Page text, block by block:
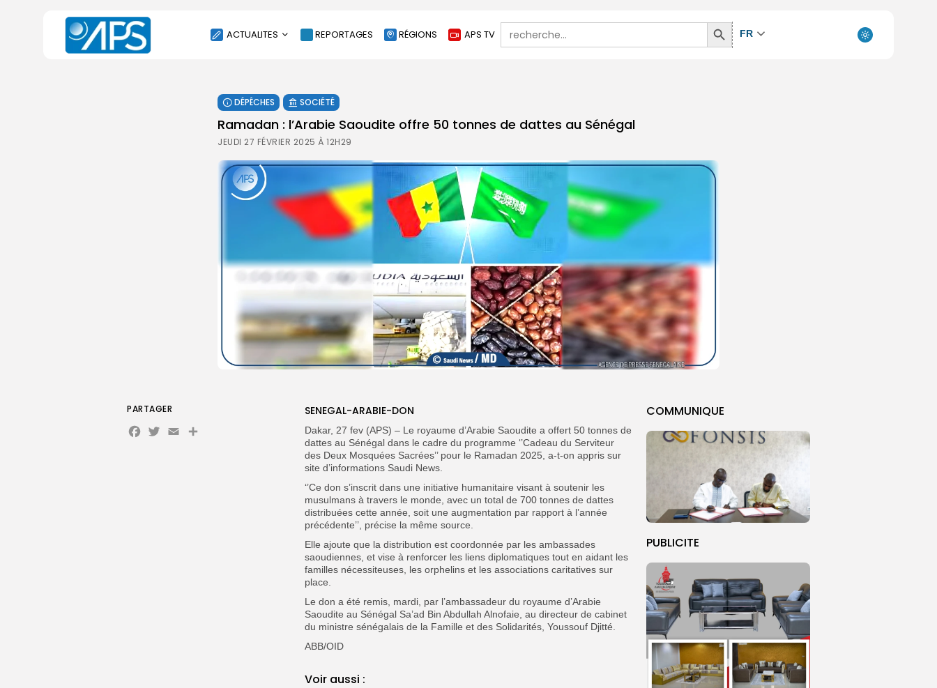
ACTUALITES
SOCIÉTÉ
ÉCONOMIE
CULTURE
SPORT
ENVIRONNEMENT
INTERNATIONAL
REPORTAGES RÉGIONS APS TV
Search
for:
Search
Button
FR
DÉPÊCHES SOCIÉTÉ
Ramadan : l’Arabie Saoudite offre 50 tonnes de dattes au Sénégal
JEUDI 27 FÉVRIER 2025 À 12H29
COMMUNIQUE
PUBLICITE
SENEGAL-ARABIE-DON
Dakar, 27 fev (APS) – Le royaume d’Arabie Saoudite a offert 50 tonnes de
dattes au Sénégal dans le cadre du programme ‘’Cadeau du Serviteur
des Deux Mosquées Sacrées’’ pour le Ramadan 2025, a-t-on appris sur
site d’informations Saudi News.
‘’Ce don s’inscrit dans une initiative humanitaire visant à soutenir les
musulmans à travers le monde, avec un total de 700 tonnes de dattes
distribuées cette année, soit une augmentation par rapport à l’année
précédente’’, précise la même source.
Elle ajoute que la distribution est coordonnée par les ambassades
saoudiennes, et vise à renforcer les liens diplomatiques tout en aidant les
familles nécessiteuses, les orphelins et les associations caritatives sur
place.
Le don a été remis, mardi, par l’ambassadeur du royaume d’Arabie
Saoudite au Sénégal Sa’ad Bin Abdullah Alnofaie, au directeur de cabinet
du ministre sénégalais de la Famille et des Solidarités, Youssouf Djitté.
ABB/OID
Voir aussi :
PARTAGER
Facebook
Twitter
EmailPartager